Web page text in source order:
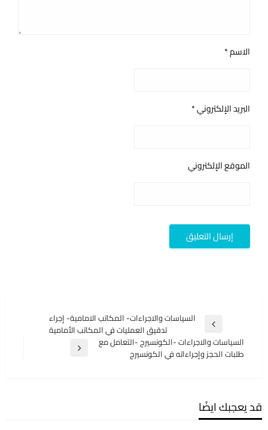
الاسم*
البريد الإلكتروني*
الموقع الإلكتروني
المقالات
المقالة
السابقة
السياسات والاجراءات- المكاتب الامامية- إجراء
تدقيق العمليات في المكاتب الأمامية
المقالة
السياسات والاجراءات -الكونسيرج -التعامل مع
طلبات الحجز وإجراءاته في الكونسيرج
قد يعجبك ايضًا